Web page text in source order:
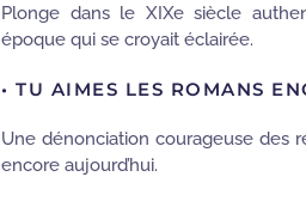
Plonge dans le XIXe siècle
époque qui se croyait éclairée.
• TU AIMES LES ROMANS
Une dénonciation courageuse des
encore aujourd’hui.